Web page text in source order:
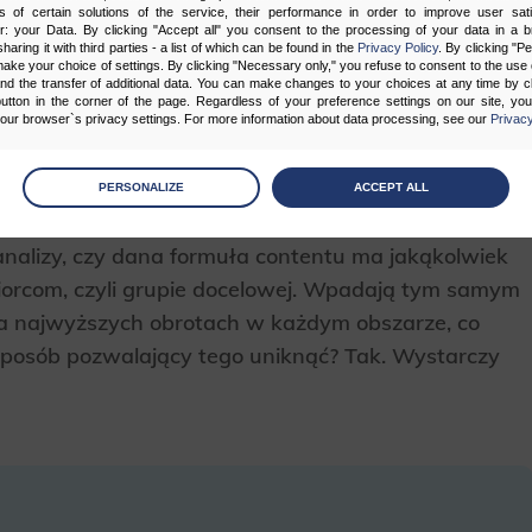
of certain solutions of the service, their performance in order to improve user
your Data. By clicking "Accept all" you consent to the processing of your data in a
it with third parties - a list of which can be found in the Privacy Policy. By clicking
your choice of settings. By clicking "Necessary only," you refuse to consent to the use
the transfer of additional data. You can make changes to your choices at any time by
in the corner of the page. Regardless of your preference settings on our site,
browser`s privacy settings. For more information about data processing, see our
preferences
the consents of your choice
scripts and data stored on the end device contribute to the security and usability of the website by
functions such as site navigation and access to specific areas of the website. The website cannot
PERSONALIZE ACCEPT ALL
po szereg innych wartości ważnych z punktu
contentu, które są obowiązkowe dla wszystkich
produktów itd.
sprawiają jednak, że w wielu przypadkach
w e-commerce decydują się na
planu, uwzględnienia zasobów ludzkich oraz
czy dana formuła contentu ma jakąkolwiek
czyli grupie docelowej. Wpadają tym samym
najwyższych obrotach w każdym obszarze, co
pozwalający tego uniknąć? Tak. Wystarczy